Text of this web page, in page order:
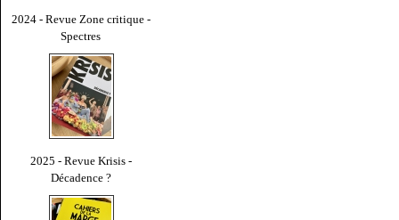
2024 - Revue Zone critique -
Spectres
2025 - Revue Krisis -
Décadence ?